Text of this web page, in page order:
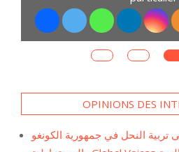
OPINIONS DES
تربية النحل في جمهورية الكونغو